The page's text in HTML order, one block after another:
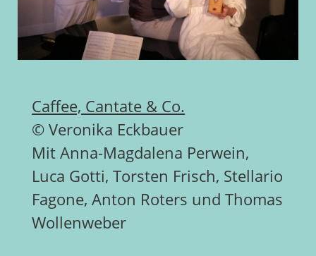
Caffee, Cantate & Co.
© Veronika Eckbauer
Mit Anna-Magdalena Perwein,
Luca Gotti, Torsten Frisch, Stellario
Fagone, Anton Roters und Thomas
Wollenweber